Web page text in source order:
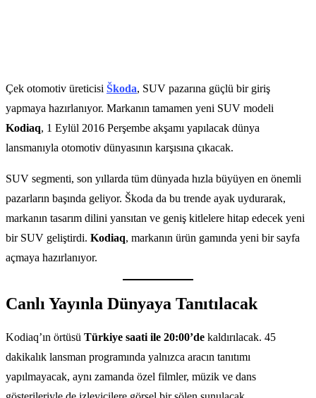
Çek otomotiv üreticisi Škoda, SUV pazarına güçlü bir giriş
yapmaya hazırlanıyor. Markanın tamamen yeni SUV modeli
Kodiaq, 1 Eylül 2016 Perşembe akşamı yapılacak dünya
lansmanıyla otomotiv dünyasının karşısına çıkacak.
SUV segmenti, son yıllarda tüm dünyada hızla büyüyen en önemli
pazarların başında geliyor. Škoda da bu trende ayak uydurarak,
markanın tasarım dilini yansıtan ve geniş kitlelere hitap edecek yeni
bir SUV geliştirdi. Kodiaq, markanın ürün gamında yeni bir sayfa
açmaya hazırlanıyor.
Canlı Yayınla Dünyaya Tanıtılacak
Kodiaq’ın örtüsü Türkiye saati ile 20:00’de kaldırılacak. 45
dakikalık lansman programında yalnızca aracın tanıtımı
yapılmayacak, aynı zamanda özel filmler, müzik ve dans